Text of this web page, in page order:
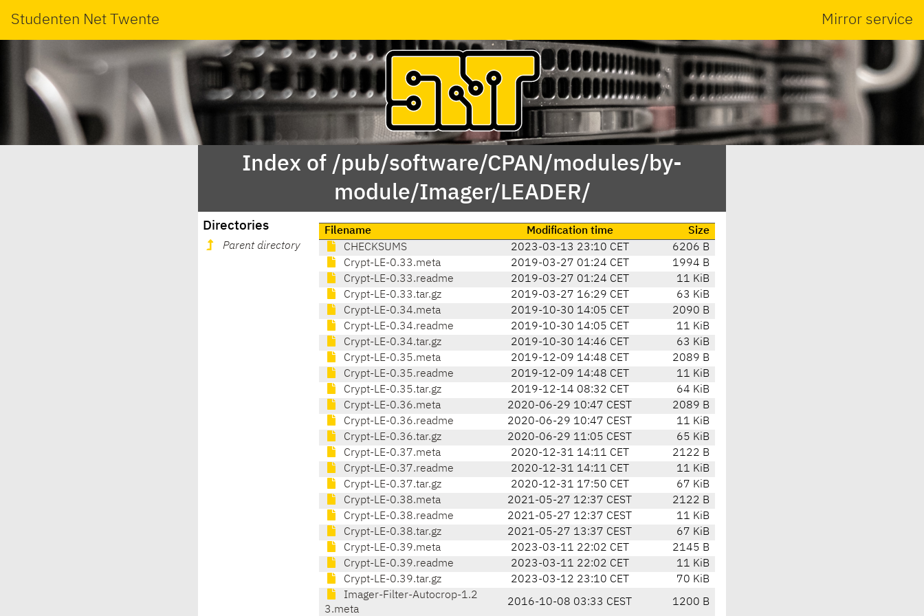
Studenten Net Twente Mirror service
Index of /pub/software/CPAN/modules/by-
module/Imager/LEADER/
Directories
Parent directory
Filename Modification time
Size
CHECKSUMS
2023-03-13 23:10 CET
6206 B
Crypt-LE-0.33.meta
2019-03-27 01:24 CET
1994 B
Crypt-LE-0.33.readme
2019-03-27 01:24 CET
11 KiB
Crypt-LE-0.33.tar.gz
2019-03-27 16:29 CET
63 KiB
Crypt-LE-0.34.meta
2019-10-30 14:05 CET
2090 B
Crypt-LE-0.34.readme
2019-10-30 14:05 CET
11 KiB
Crypt-LE-0.34.tar.gz
2019-10-30 14:46 CET
63 KiB
Crypt-LE-0.35.meta
2019-12-09 14:48 CET
2089 B
Crypt-LE-0.35.readme
2019-12-09 14:48 CET
11 KiB
Crypt-LE-0.35.tar.gz
2019-12-14 08:32 CET
64 KiB
Crypt-LE-0.36.meta
2020-06-29 10:47 CEST
2089 B
Crypt-LE-0.36.readme
2020-06-29 10:47 CEST
11 KiB
Crypt-LE-0.36.tar.gz
2020-06-29 11:05 CEST
65 KiB
Crypt-LE-0.37.meta
2020-12-31 14:11 CET
2122 B
Crypt-LE-0.37.readme
2020-12-31 14:11 CET
11 KiB
Crypt-LE-0.37.tar.gz
2020-12-31 17:50 CET
67 KiB
Crypt-LE-0.38.meta
2021-05-27 12:37 CEST
2122 B
Crypt-LE-0.38.readme
2021-05-27 12:37 CEST
11 KiB
Crypt-LE-0.38.tar.gz
2021-05-27 13:37 CEST
67 KiB
Crypt-LE-0.39.meta
2023-03-11 22:02 CET
2145 B
Crypt-LE-0.39.readme
2023-03-11 22:02 CET
11 KiB
Crypt-LE-0.39.tar.gz
2023-03-12 23:10 CET
70 KiB
Imager-Filter-Autocrop-1.2
3.meta
2016-10-08 03:33 CEST 1200 B